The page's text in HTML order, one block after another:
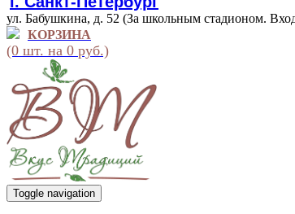
ул. Бабушкина, д. 52 (За школьным стадионом.
КОРЗИНА
(0 шт. на 0 руб.)
Toggle navigation